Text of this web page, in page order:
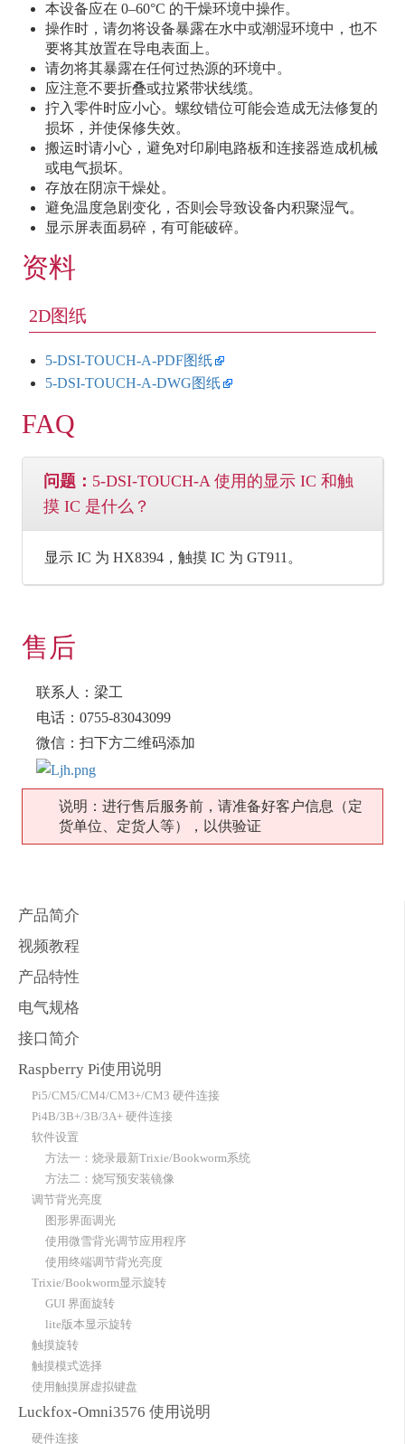
本设备应在 0–60°C 的干燥环境中操作。
操作时，请勿将设备暴露在水中或潮湿环境中，也不
要将其放置在导电表面上。
请勿将其暴露在任何过热源的环境中。
应注意不要折叠或拉紧带状线缆。
拧入零件时应小心。螺纹错位可能会造成无法修复的
损坏，并使保修失效。
搬运时请小心，避免对印刷电路板和连接器造成机械
或电气损坏。
存放在阴凉干燥处。
避免温度急剧变化，否则会导致设备内积聚湿气。
显示屏表面易碎，有可能破碎。
资料
2D图纸
5-DSI-TOUCH-A-PDF图纸
5-DSI-TOUCH-A-DWG图纸
FAQ
问题： 5-DSI-TOUCH-A 使用的显示 IC 和触
摸 IC 是什么？
显示 IC 为 HX8394，触摸 IC 为 GT911。
售后
联系人：梁工
电话：0755-83043099
微信：扫下方二维码添加
说明：进行售后服务前，请准备好客户信息（定
货单位、定货人等），以供验证
产品简介
视频教程
产品特性
电气规格
接口简介
Raspberry Pi使用说明
Pi5/CM5/CM4/CM3+/CM3 硬件连接
Pi4B/3B+/3B/3A+ 硬件连接
软件设置
方法一：烧录最新Trixie/Bookworm系统
方法二：烧写预安装镜像
调节背光亮度
图形界面调光
使用微雪背光调节应用程序
使用终端调节背光亮度
Trixie/Bookworm显示旋转
GUI 界面旋转
lite版本显示旋转
触摸旋转
触摸模式选择
使用触摸屏虚拟键盘
Luckfox-Omni3576 使用说明
硬件连接